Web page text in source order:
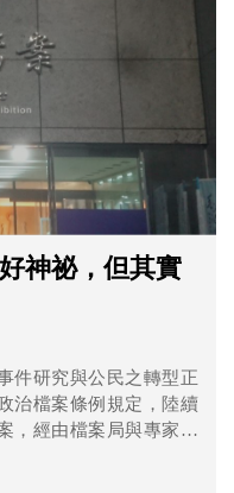
神祕，但其實
件研究與公民之轉型正
治檔案條例規定，陸續
，經由檔案局與專家學